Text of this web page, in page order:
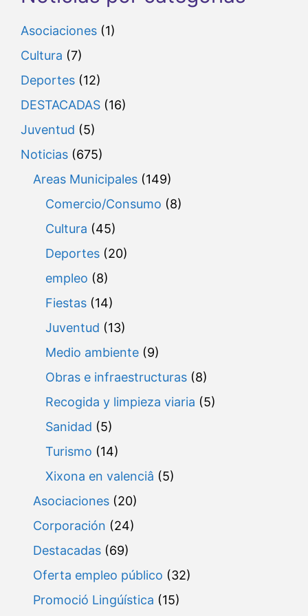
Asociaciones (1)
Cultura (7)
Deportes (12)
DESTACADAS (16)
Juventud (5)
Noticias (675)
Areas Municipales (149)
Comercio/Consumo (8)
Cultura (45)
Deportes (20)
empleo (8)
Fiestas (14)
Juventud (13)
Medio ambiente (9)
Obras e infraestructuras (8)
Recogida y limpieza viaria (5)
Sanidad (5)
Turismo (14)
Xixona en valenciâ (5)
Asociaciones (20)
Corporación (24)
Destacadas (69)
Oferta empleo público (32)
Promoció Lingúística (15)